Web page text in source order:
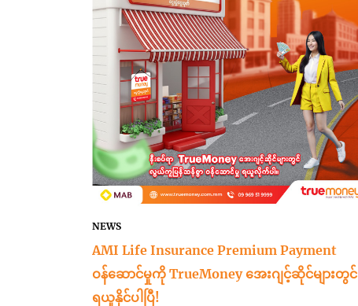
NEWS
AMI Life Insurance Premium Payment
ဝန်ဆောင်မှုကို TrueMoney အေးဂျင့်ဆိုင်များတွင်
ရယူနိုင်ပါပြီ!